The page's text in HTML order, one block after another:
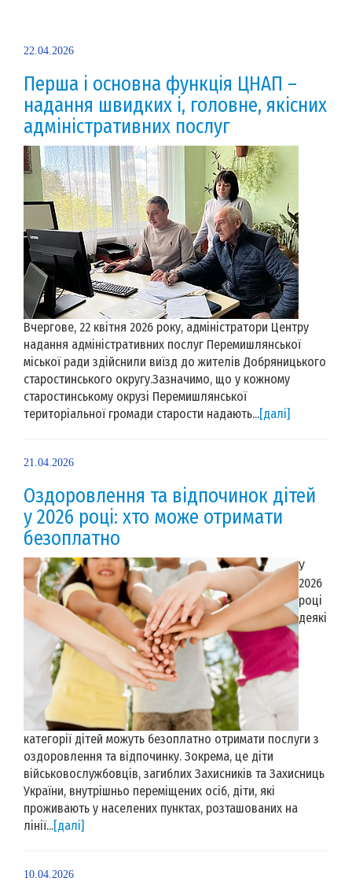
22.04.2026
Перша і основна функція ЦНАП –
надання швидких і, головне, якісних
адміністративних послуг
Вчергове, 22 квітня 2026 року, адміністратори Центру
надання адміністративних послуг Перемишлянської
міської ради здійснили виїзд до жителів Добряницького
старостинського округу.Зазначимо, що у кожному
старостинському окрузі Перемишлянської
територіальної громади старости надають...[далі]
21.04.2026
Оздоровлення та відпочинок дітей
у 2026 році: хто може отримати
безоплатно
У
2026
році
деякі
категорії дітей можуть безоплатно отримати послуги з
оздоровлення та відпочинку. Зокрема, це діти
військовослужбовців, загиблих Захисників та Захисниць
України, внутрішньо переміщених осіб, діти, які
проживають у населених пунктах, розташованих на
лінії...[далі]
10.04.2026